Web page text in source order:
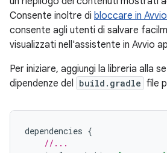
Consente inoltre di bloccare in
consente agli utenti di salvare
visualizzati nell'assistente in Avvio
Per iniziare, aggiungi la libreria alla
dipendenze del build.gradle file
dependencies {
//...